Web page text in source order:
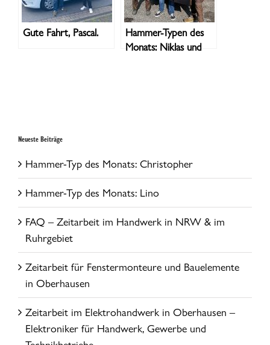
Gute Fahrt, Pascal.
Hammer-Typen des
Monats: Niklas und
Neueste Beiträge
Hammer-Typ des Monats: Christopher
Hammer-Typ des Monats: Lino
FAQ – Zeitarbeit im Handwerk in NRW & im
Ruhrgebiet
Zeitarbeit für Fenstermonteure und Bauelemente
in Oberhausen
Zeitarbeit im Elektrohandwerk in Oberhausen –
Elektroniker für Handwerk, Gewerbe und